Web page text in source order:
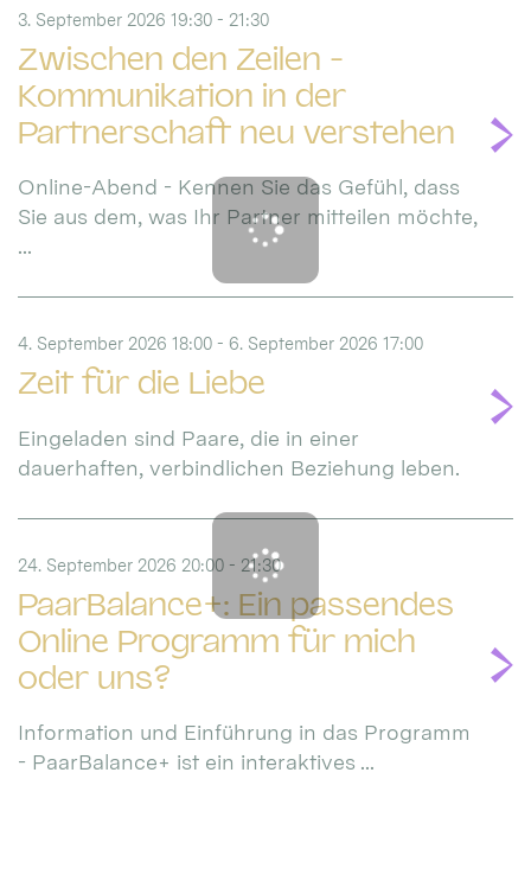
Zwischen den Zeilen -
Kommunikation in der
Partnerschaft neu verstehen
3. September 2026 19:30 - 21:30
Online-Abend - Kennen Sie das Gefühl, dass
Sie aus dem, was Ihr Partner mitteilen möchte,
...
Zeit für die Liebe
4. September 2026 18:00 - 6. September 2026 17:00
Eingeladen sind Paare, die in einer
dauerhaften, verbindlichen Beziehung leben.
PaarBalance+: Ein passendes
Online Programm für mich
oder uns?
24. September 2026 20:00 - 21:30
Information und Einführung in das Programm
- PaarBalance+ ist ein interaktives ...